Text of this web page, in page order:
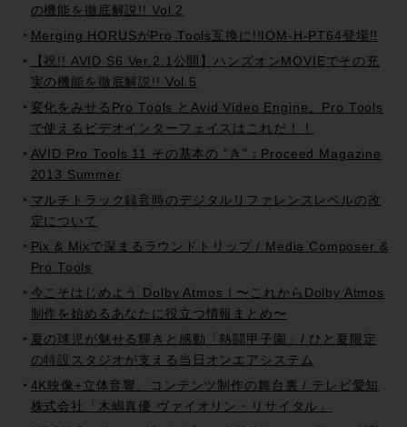
の機能を徹底解説!! Vol.2
Merging HORUSがPro Tools互換に!!IOM-H-PT64登場!!
【祝!! AVID S6 Ver.2.1公開】ハンズオンMOVIEでその充
実の機能を徹底解説!! Vol.5
変化をみせるPro Tools とAvid Video Engine。Pro Tools
で使えるビデオインターフェイスはこれだ！！
AVID Pro Tools 11 その基本の ”き”：Proceed Magazine
2013 Summer
マルチトラック録音時のデジタルリファレンスレベルの改
定について
Pix & Mixで深まるラウンドトリップ / Media Composer &
Pro Tools
今こそはじめよう Dolby Atmos！〜これからDolby Atmos
制作を始めるあなたに役立つ情報まとめ〜
夏の球児が魅せる輝きと感動「熱闘甲子園」/ ひと夏限定
の特設スタジオが支える当日オンエアシステム
4K映像+立体音響、コンテンツ制作の舞台裏 / テレビ愛知
株式会社「木嶋真優 ヴァイオリン・リサイタル」